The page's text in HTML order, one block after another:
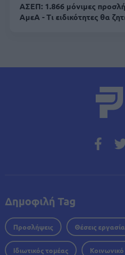
ΑΣΕΠ: 1.866 μόνιμες
ΑμεΑ - Τι ειδικότητες θα
Δημοφιλή Tag
Προσλήψεις Θέσεις
Ιδιωτικός τομέας